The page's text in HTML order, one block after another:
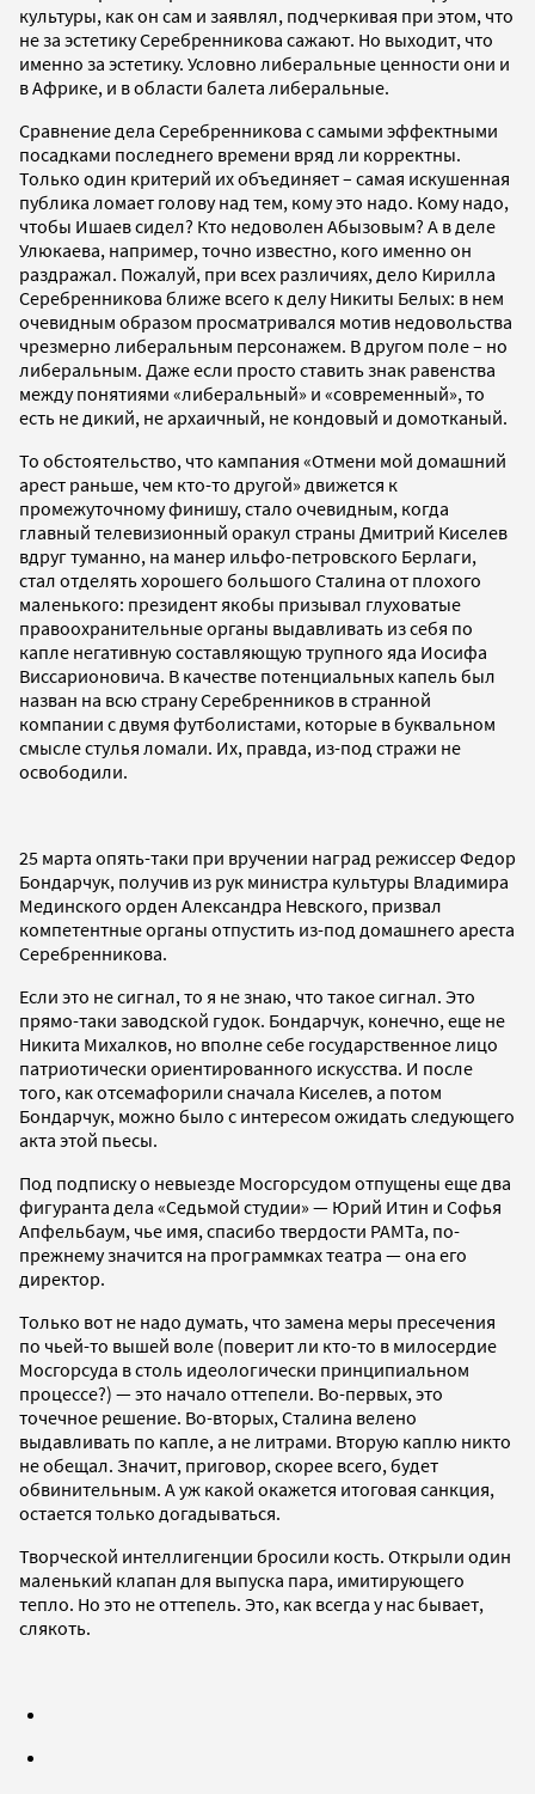
культуры, как он сам и заявлял, подчеркивая при этом, что
не за эстетику Серебренникова сажают. Но выходит, что
именно за эстетику. Условно либеральные ценности они и
в Африке, и в области балета либеральные.
Сравнение дела Серебренникова с самыми эффектными
посадками последнего времени вряд ли корректны.
Только один критерий их объединяет – самая искушенная
публика ломает голову над тем, кому это надо. Кому надо,
чтобы Ишаев сидел? Кто недоволен Абызовым? А в деле
Улюкаева, например, точно известно, кого именно он
раздражал. Пожалуй, при всех различиях, дело Кирилла
Серебренникова ближе всего к делу Никиты Белых: в нем
очевидным образом просматривался мотив недовольства
чрезмерно либеральным персонажем. В другом поле – но
либеральным. Даже если просто ставить знак равенства
между понятиями «либеральный» и «современный», то
есть не дикий, не архаичный, не кондовый и домотканый.
То обстоятельство, что кампания «Отмени мой домашний
арест раньше, чем кто-то другой» движется к
промежуточному финишу, стало очевидным, когда
главный телевизионный оракул страны Дмитрий Киселев
вдруг туманно, на манер ильфо-петровского Берлаги,
стал отделять хорошего большого Сталина от плохого
маленького: президент якобы призывал глуховатые
правоохранительные органы выдавливать из себя по
капле негативную составляющую трупного яда Иосифа
Виссарионовича. В качестве потенциальных капель был
назван на всю страну Серебренников в странной
компании с двумя футболистами, которые в буквальном
смысле стулья ломали. Их, правда, из-под стражи не
освободили.
25 марта опять-таки при вручении наград режиссер Федор
Бондарчук, получив из рук министра культуры Владимира
Мединского орден Александра Невского, призвал
компетентные органы отпустить из-под домашнего ареста
Серебренникова.
Если это не сигнал, то я не знаю, что такое сигнал. Это
прямо-таки заводской гудок. Бондарчук, конечно, еще не
Никита Михалков, но вполне себе государственное лицо
патриотически ориентированного искусства. И после
того, как отсемафорили сначала Киселев, а потом
Бондарчук, можно было с интересом ожидать следующего
акта этой пьесы.
Под подписку о невыезде Мосгорсудом отпущены еще два
фигуранта дела «Седьмой студии» — Юрий Итин и Софья
Апфельбаум, чье имя, спасибо твердости РАМТа, по-
прежнему значится на программках театра — она его
директор.
Только вот не надо думать, что замена меры пресечения
по чьей-то вышей воле (поверит ли кто-то в милосердие
Мосгорсуда в столь идеологически принципиальном
процессе?) — это начало оттепели. Во-первых, это
точечное решение. Во-вторых, Сталина велено
выдавливать по капле, а не литрами. Вторую каплю никто
не обещал. Значит, приговор, скорее всего, будет
обвинительным. А уж какой окажется итоговая санкция,
остается только догадываться.
Творческой интеллигенции бросили кость. Открыли один
маленький клапан для выпуска пара, имитирующего
тепло. Но это не оттепель. Это, как всегда у нас бывает,
слякоть.